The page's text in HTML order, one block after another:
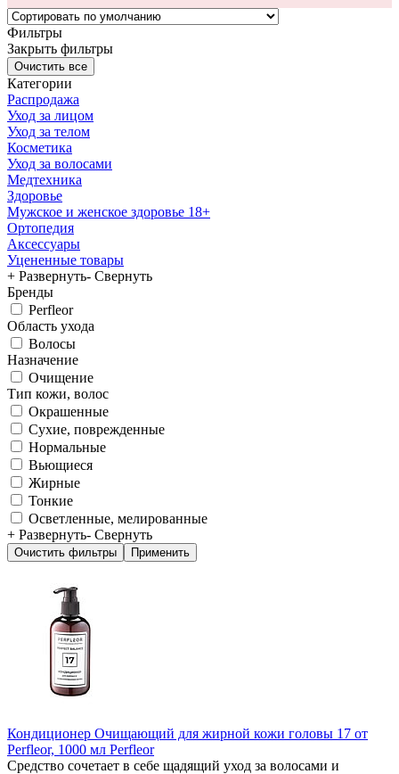
Фильтры
Закрыть фильтры
Категории
Распродажа
Уход за лицом
Уход за телом
Косметика
Уход за волосами
Медтехника
Здоровье
Мужское и женское здоровье 18+
Ортопедия
Аксессуары
Уцененные товары
+ Развернуть- Свернуть
Бренды
Perfleor
Область ухода
Волосы
Назначение
Очищение
Тип кожи, волос
Окрашенные
Сухие, поврежденные
Нормальные
Вьющиеся
Жирные
Тонкие
Осветленные, мелированные
+ Развернуть- Свернуть
Кондиционер Очищающий для жирной кожи головы 17 от
Perfleor, 1000 мл Perfleor
Средство сочетает в себе щадящий уход за волосами и